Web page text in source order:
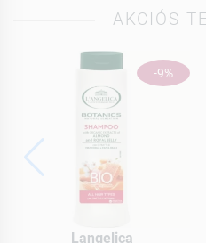
AKCIÓS
-9%
Langelica